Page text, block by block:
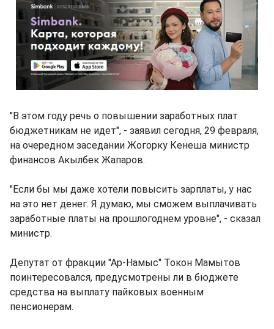
"В этом году речь о повышении заработных плат
бюджетникам не идет", - заявил сегодня, 29 февраля,
на очередном заседании Жогорку Кенеша министр
финансов Акылбек Жапаров.
"Если бы мы даже хотели повысить зарплаты, у нас
на это нет денег. Я думаю, мы сможем выплачивать
заработные платы на прошлогоднем уровне", - сказал
министр.
Депутат от фракции "Ар-Намыс" Токон Мамытов
поинтересовался, предусмотрены ли в бюджете
средства на выплату пайковых военным
пенсионерам.